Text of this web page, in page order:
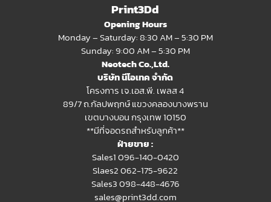
Print3Dd
Opening Hours
Monday – Saturday: 8:30 AM – 5:30 PM
Sunday: 9:00 AM – 5:30 PM
Neotech Co.,Ltd.
บริษัท นีโอเทค จำกัด
โครงการ เจ.เอส.พี. เพลส 4
89/7 ถ.กัลปพฤกษ์ แขวงคลองบางพราน
เขตบางบอน กรุงเทพ 10150
**มีที่จอดรถสำหรับลูกค้า**
ฝ่ายขาย :
Sales1 096-140-0420
Slaes2062-175-9622
Sales3 098-448-4676
sales@print3dd.com